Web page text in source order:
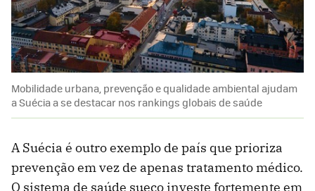
Mobilidade urbana, prevenção e qualidade ambiental ajudam
a Suécia a se destacar nos rankings globais de saúde
A Suécia é outro exemplo de país que prioriza
prevenção em vez de apenas tratamento médico.
O sistema de saúde sueco investe fortemente em